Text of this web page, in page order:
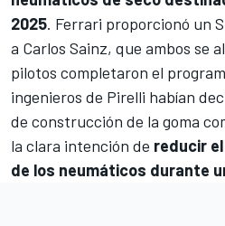
2025. Ferrari proporcionó un
a Carlos Sainz, que ambos se
pilotos completaron el
ingenieros de Pirelli habían
de construcción de la goma
la clara intención de reducir
de los neumáticos durante